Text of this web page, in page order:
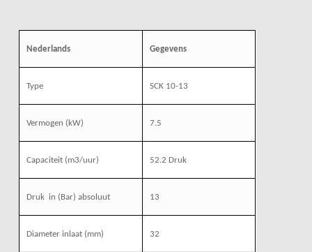
Nederlands Gegevens
Type SCK 10-13
Vermogen (kW) 7.5
Capaciteit (m3/uur) 52.2 Druk
Druk in (Bar) absoluut 13
Diameter inlaat (mm) 32